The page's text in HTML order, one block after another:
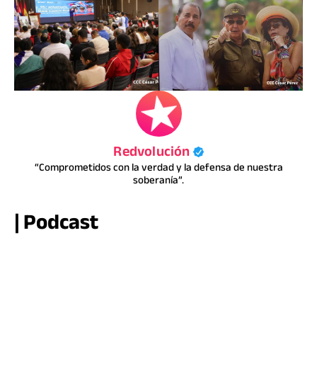
Redvolución
“Comprometidos con la verdad y la defensa de nuestra
soberanía”.
| Podcast